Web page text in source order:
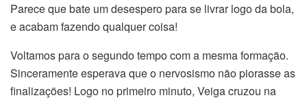
Parece que bate um desespero para se livrar logo da bola,
e acabam fazendo qualquer coisa!
Voltamos para o segundo tempo com a mesma formação.
Sinceramente esperava que o nervosismo não piorasse as
finalizações! Logo no primeiro minuto, Veiga cruzou na